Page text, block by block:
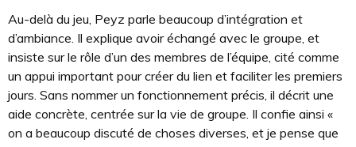
Au-delà du jeu, Peyz parle beaucoup d’intégration et
d’ambiance. Il explique avoir échangé avec le groupe, et
insiste sur le rôle d’un des membres de l’équipe, cité comme
un appui important pour créer du lien et faciliter les premiers
jours. Sans nommer un fonctionnement précis, il décrit une
aide concrète, centrée sur la vie de groupe. Il confie ainsi «
on a beaucoup discuté de choses diverses, et je pense que